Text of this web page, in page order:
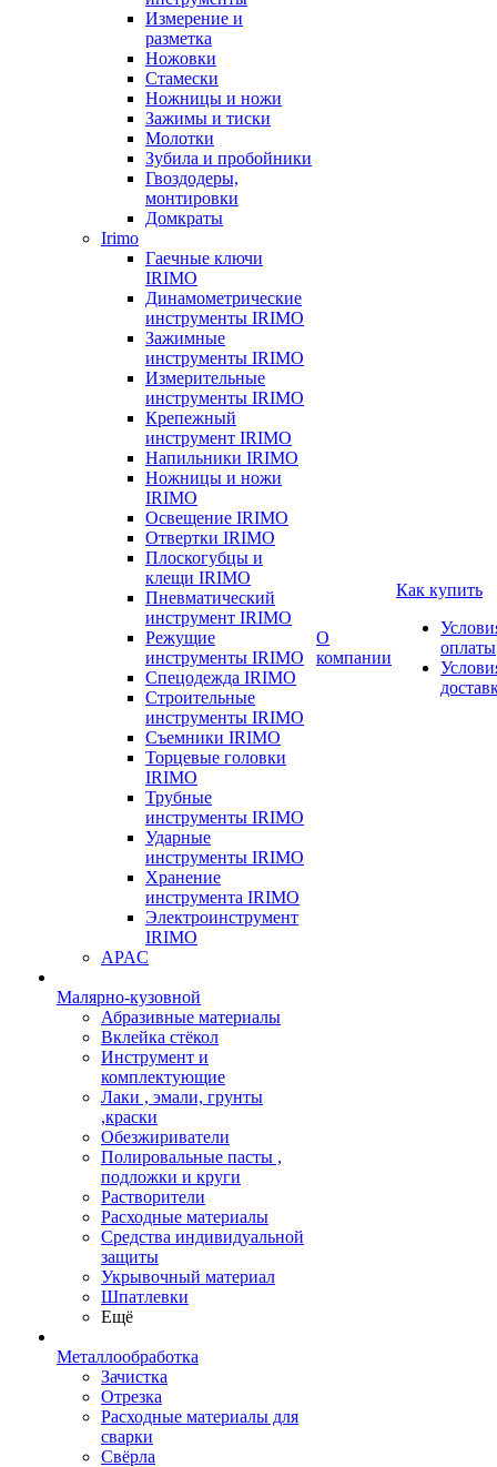
Измерение и
разметка
Ножовки
Стамески
Ножницы и ножи
Зажимы и тиски
Молотки
Зубила и пробойники
Гвоздодеры,
монтировки
Домкраты
Irimo
Гаечные ключи
IRIMO
Динамометрические
инструменты IRIMO
Зажимные
инструменты IRIMO
Измерительные
инструменты IRIMO
Крепежный
инструмент IRIMO
Напильники IRIMO
Ножницы и ножи
IRIMO
Освещение IRIMO
Отвертки IRIMO
Плоскогубцы и
клещи IRIMO
Пневматический
инструмент IRIMO
Режущие
инструменты IRIMO
Спецодежда IRIMO
Строительные
инструменты IRIMO
Съемники IRIMO
Торцевые головки
IRIMO
Трубные
инструменты IRIMO
Ударные
инструменты IRIMO
Хранение
инструмента IRIMO
Электроинструмент
IRIMO
APAC
Малярно-кузовной
Абразивные материалы
Вклейка стёкол
Инструмент и
комплектующие
Лаки , эмали, грунты
,краски
Обезжириватели
Полировальные пасты ,
подложки и круги
Растворители
Расходные материалы
Средства индивидуальной
защиты
Укрывочный материал
Шпатлевки
Ещё
Металлообработка
Зачистка
Отрезка
Расходные материалы для
сварки
Свёрла
О
компании
Как купить
оплаты